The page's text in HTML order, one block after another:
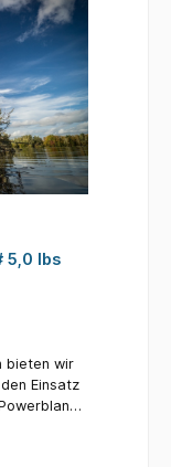
5,0 lbs
bieten wir
Einsatz